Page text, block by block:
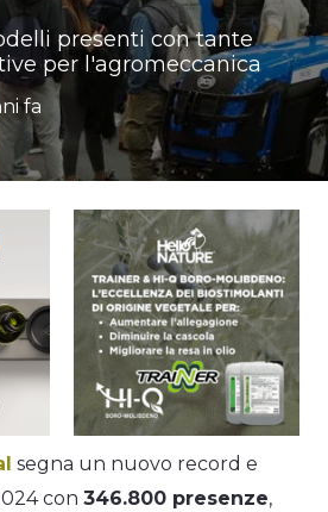
presenti con tante
per l'agromeccanica
fa
segna un nuovo record e
con 346.800 presenze,